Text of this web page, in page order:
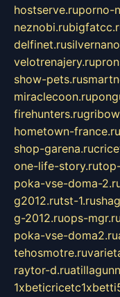
hostserve.ruporno-
neznobi.ru
delfinet.ru
velotrenajery.ru
show-pets.ru
miraclecoon.ru
firehunters.ru
hometown-france.ru
shop-garena.ru
one-life-story.ru
poka-vse-doma-
g2012.rutst-1.ru
g-2012.ruops-mgr.ru
poka-vse-doma2.ru
tehosmotre.ru
raytor-d.ru